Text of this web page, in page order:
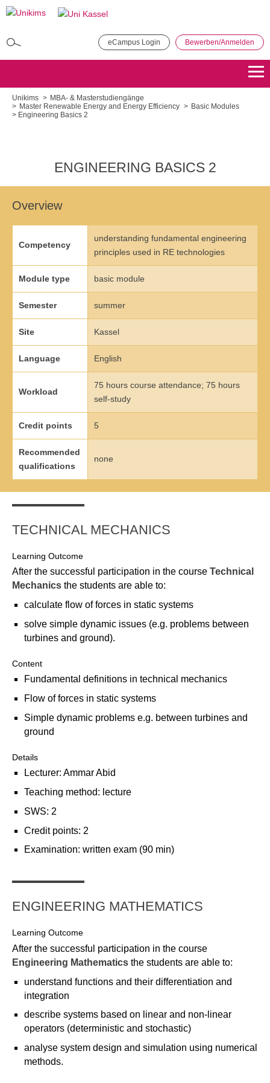
Direkt
eCampus Login Bewerben/Anmelden
Bewerben Übersicht
Master Coaching, Organisationsberatung, Supervision (COS)
Bewerben
Bewerben Übersicht
Master of Science Wind Energy Systems
Bewerben Übersicht
Wind Energy Systems (WES) - Diploma of Advanced Studies
(DAS)
Anmelden Übersicht
Anmelden
Innovation & Entrepreneurship
Planung des ÖPNV
Übersicht
Übersicht
Betrieb, Technik und Verkehrsmanagement des ÖPNV
Übersicht
Planung, Betrieb und Steuerung von Produktions- und
Übersicht
Qualitätsmanagement in Entwicklung, Planung, Produktion und
Übersicht
Studienprogramme Energie-Bauen-Umwelt
Übersicht
BWL-Kompakt
Betriebswirtschaft des ÖPNV
Unikims
MBA- & Masterstudiengänge
Master Renewable Energy and Energy Efficiency
Basic Modules
Engineering Basics 2
ENGINEERING BASICS 2
Overview
Competency
understanding fundamental engineering
principles used in RE technologies
Module type basic module
Semester summer
Site Kassel
Language English
Workload
75 hours course attendance; 75 hours
self-study
Credit points 5
Recommended
qualifications
none
TECHNICAL MECHANICS
Learning Outcome
After the successful participation in the course Technical
Mechanics the students are able to:
calculate flow of forces in static systems
solve simple dynamic issues (e.g. problems between
turbines and ground).
Content
Fundamental definitions in technical mechanics
Flow of forces in static systems
Simple dynamic problems e.g. between turbines and
ground
Details
Lecturer: Ammar Abid
Teaching method: lecture
SWS: 2
Credit points: 2
Examination: written exam (90 min)
ENGINEERING MATHEMATICS
Learning Outcome
After the successful participation in the course
Engineering Mathematics the students are able to:
understand functions and their differentiation and
integration
describe systems based on linear and non-linear
operators (deterministic and stochastic)
analyse system design and simulation using numerical
methods.